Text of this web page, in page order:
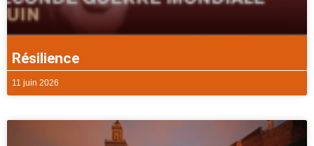
Résilience
11 juin 2026